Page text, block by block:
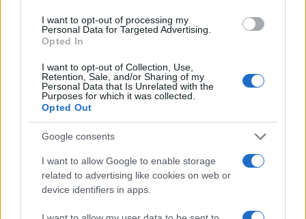
I want to opt-out of processing my
Personal Data for Targeted Advertising.
Opted In
I want to opt-out of Collection, Use,
Retention, Sale, and/or Sharing of my
Personal Data that Is Unrelated with the
Purposes for which it was collected.
Opted Out
Google consents
I want to allow Google to enable storage
related to advertising like cookies on web or
device identifiers in apps.
Δεν μπορώ να καταλάβω γιατί επενδύουν στην Ελλάδα ενώ
υπάρχει μια χώρα όπως η Τουρκία.
Reply
Active Member
29 Μαΐου 2026 19:43
#731135
Ποιος επενδυει και ποσα?
Reply